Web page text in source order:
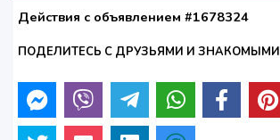
Действия с объявлением #1678324
ПОДЕЛИТЕСЬ С ДРУЗЬЯМИ И ЗНАКОМЫМИ